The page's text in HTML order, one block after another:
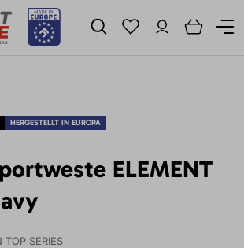
HERGESTELLT IN EUROPA
ELEMENT
TOP SERIES